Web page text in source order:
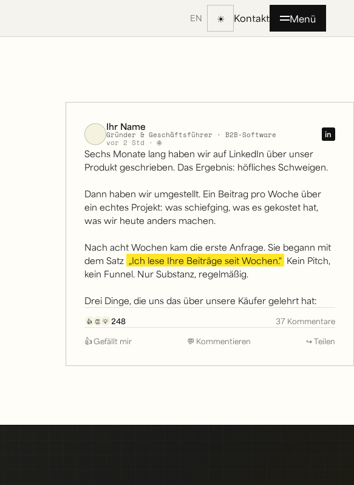
EN ☀ Kontakt Menü
Beispielhafte Darstellung: ein LinkedIn-Beitrag in der
Ihr Name
Gründer & Geschäftsführer · B2B-Software
vor 2 Std · 🌐
in
Sechs Monate lang haben wir auf LinkedIn über unser
Produkt geschrieben. Das Ergebnis: höfliches Schweigen.
Dann haben wir umgestellt. Ein Beitrag pro Woche über
ein echtes Projekt: was schiefging, was es gekostet hat,
was wir heute anders machen.
Nach acht Wochen kam die erste Anfrage. Sie begann mit
dem Satz „Ich lese Ihre Beiträge seit Wochen.“ Kein Pitch,
kein Funnel. Nur Substanz, regelmäßig.
Drei Dinge, die uns das über unsere Käufer gelehrt hat:
👍 👏 💡 248
37 Kommentare
👍 Gefällt mir
💬 Kommentieren ↪ Teilen